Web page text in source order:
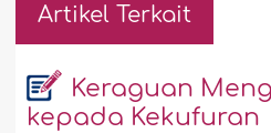
Artikel Terkait
Keraguan
kepada Kekufuran